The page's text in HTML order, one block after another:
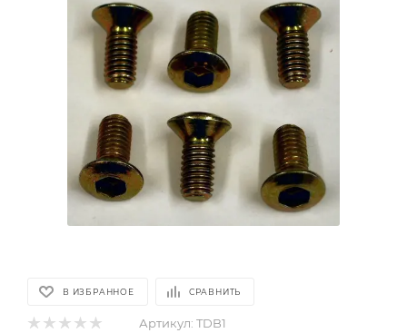
В ИЗБРАННОЕ СРАВНИТЬ
Артикул: TDB1